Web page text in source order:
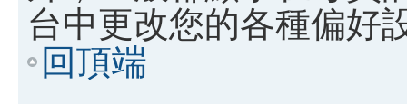
台中更改您的各種偏好
回頂端